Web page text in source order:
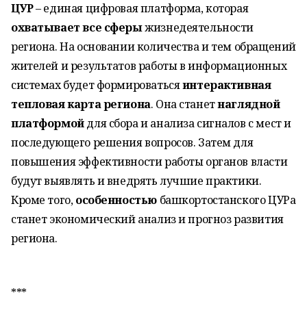
ЦУР– единая цифровая платформа, которая
охватывает все сферыжизнедеятельности
региона. На основании количества и тем обращений
жителей и результатов работы в информационных
системах будет формироватьсяинтерактивная
тепловая карта региона. Она станетнаглядной
платформойдля сбора и анализа сигналов с мест и
последующего решения вопросов. Затем для
повышения эффективности работы органов власти
будут выявлять и внедрять лучшие практики.
Кроме того,особенностьюбашкортостанского ЦУРа
станет экономический анализ и прогноз развития
региона.
***